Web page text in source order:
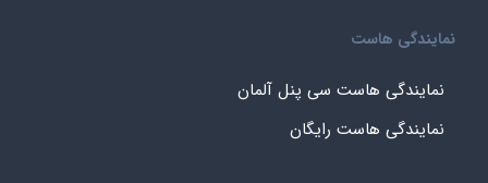
نمایندگی هاست
نمایندگی هاست سی پنل آلمان
نمایندگی هاست رایگان